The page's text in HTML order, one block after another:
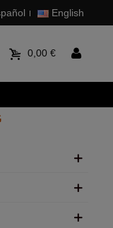
English
0,00 €